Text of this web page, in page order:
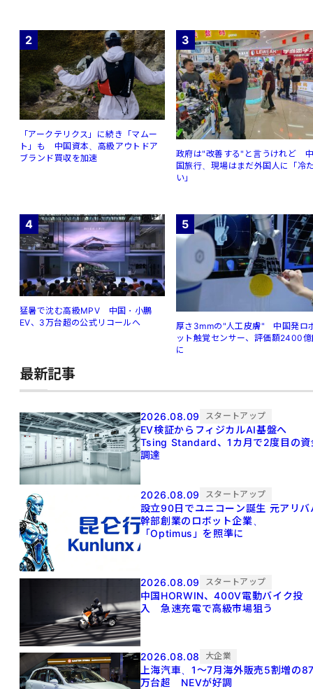
2
「アークテリクス」に続き「マムー
ト」も 中国資本、高級アウトドア
ブランド買収を加速
3
政府は"改善する"と言うけれど
国旅行、現場はまだ外国人に「冷
い」
4
猛暑で沈む高級MPV 中国・小鵬
EV、3万台超の公式リコールへ
5
厚さ3mmの"人工皮膚" 中国発ロ
ット触覚センサー、評価額2400
に
最新記事
2026.08.09 スタートアップ
EV検証からフィジカルAI基盤へ
Tsing Standard、1カ月で2度目の資
調達
2026.08.09 スタートアップ
設立90日でユニコーン誕生 元アリババ
幹部創業のロボット企業、
「Optimus」を照準に
2026.08.09 スタートアップ
中国HORWIN、400V電動バイク投
入 急速充電で高級市場狙う
2026.08.08 大企業
上海汽車、1～7月海外販売5割増の
万台超 NEVが好調